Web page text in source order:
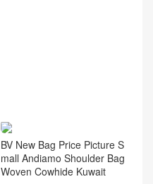
BV New Bag Price Picture S
mall Andiamo Shoulder Bag
Woven Cowhide Kuwait